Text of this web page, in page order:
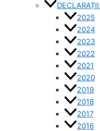
2025
2024
2023
2022
2021
2020
2019
2018
2017
2016